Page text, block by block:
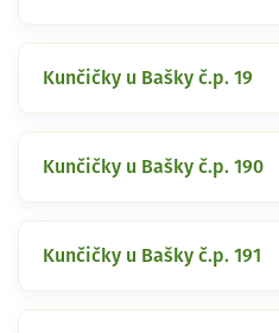
Kunčičky u Bašky č.p. 19
Kunčičky u Bašky č.p. 190
Kunčičky u Bašky č.p. 191